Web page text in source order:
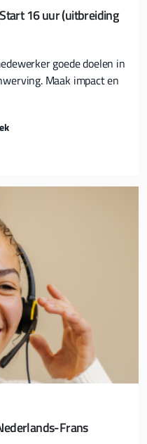
16 uur (uitbreiding
goede doelen in
Maak impact en
Frans